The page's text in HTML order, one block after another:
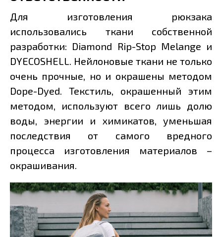
Для изготовления рюкзака
использовались ткани собственной
разработки: Diamond Rip-Stop Melange и
DYECOSHELL. Нейлоновые ткани не только
очень прочные, но и окрашены методом
Dope-Dyed. Текстиль, окрашенный этим
методом, используют всего лишь долю
воды, энергии и химикатов, уменьшая
последствия от самого вредного
процесса изготовления материалов –
окрашивания.